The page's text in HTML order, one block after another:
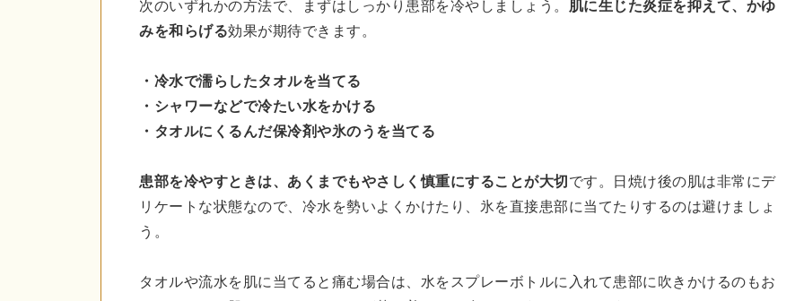
次のいずれかの方法で、まずはしっかり患部を冷やしましょう。 肌に生じた炎症を抑えて、かゆ
みを和らげる効果が期待できます。
・冷水で濡らしたタオルを当てる
・シャワーなどで冷たい水をかける
・タオルにくるんだ保冷剤や氷のうを当てる
患部を冷やすときは、あくまでもやさしく慎重にすることが大切です。日焼け後の肌は非常にデ
リケートな状態なので、冷水を勢いよくかけたり、氷を直接患部に当てたりするのは避けましょ
う。
タオルや流水を肌に当てると痛む場合は、水をスプレーボトルに入れて患部に吹きかけるのもお